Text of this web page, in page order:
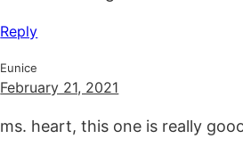
Reply
Eunice
February 21, 2021
ms. heart, this one is really